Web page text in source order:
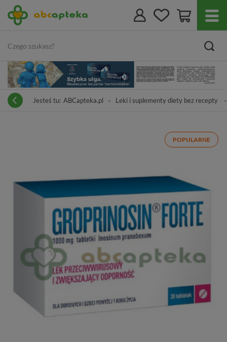
Jesteś tu: ABCapteka.pl Leki i suplementy diety bez recepty
POPULARNE